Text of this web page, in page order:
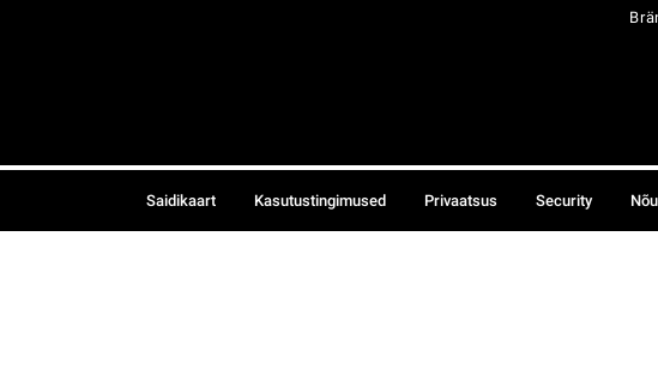
Saidikaart Kasutustingimused Privaatsus Security